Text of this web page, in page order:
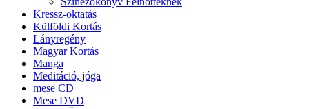
Kressz-oktatás
Külföldi Kortás
Lányregény
Magyar Kortás
Manga
Meditáció, jóga
mese CD
Mese DVD